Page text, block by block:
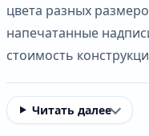
цвета разных
напечатанные
стоимость
Читать далее